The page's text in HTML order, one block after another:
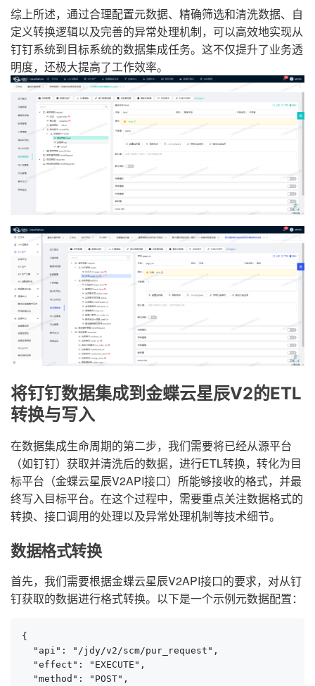
综上所述，通过合理配置元数据、精确筛选和清洗数据、自
定义转换逻辑以及完善的异常处理机制，可以高效地实现从
钉钉系统到目标系统的数据集成任务。这不仅提升了业务透
明度，还极大提高了工作效率。
将钉钉数据集成到金蝶云星辰V2的ETL
转换与写入
在数据集成生命周期的第二步，我们需要将已经从源平台
（如钉钉）获取并清洗后的数据，进行ETL转换，转化为目
标平台（金蝶云星辰V2API接口）所能够接收的格式，并最
终写入目标平台。在这个过程中，需要重点关注数据格式的
转换、接口调用的处理以及异常处理机制等技术细节。
数据格式转换
首先，我们需要根据金蝶云星辰V2API接口的要求，对从钉
钉获取的数据进行格式转换。以下是一个示例元数据配置：
{
  "api": "/jdy/v2/scm/pur_request",
  "effect": "EXECUTE",
  "method": "POST",